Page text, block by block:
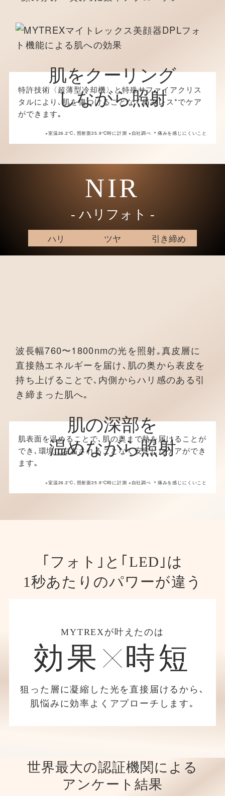
肌をクーリング
しながら照射
特許技術〈超薄型冷却機〉と特殊サファイアクリス
タルにより､肌を傷つけることなく痛みレス*でケア
ができます｡
※室温26.2℃､照射面25.9℃時に計測 ※自社調べ ＊痛みを感じにくいこと
NIR
‐ ハリフォト ‐
ハリ ツヤ 引き締め
波長幅760〜1800nmの光を照射｡真皮層に
直接熱エネルギーを届け､肌の奥から表皮を
持ち上げることで､内側からハリ感のある引
き締まった肌へ｡
肌の深部を
温めながら照射
肌表面を温めることで､肌の奥まで熱を届けることが
でき､環境に左右されることなく安定したケアができ
ます｡
※室温26.2℃､照射面25.9℃時に計測 ※自社調べ ＊痛みを感じにくいこと
｢フォト｣と｢LED｣は
1秒あたりのパワーが違う
MYTREXが叶えたのは
効果 時短
狙った層に凝縮した光を直接届けるから､
肌悩みに効率よくアプローチします｡
世界最大の認証機関による
アンケート結果